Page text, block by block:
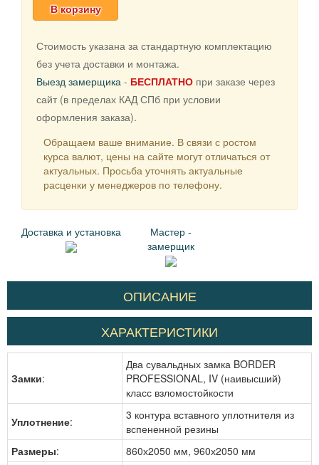
В корзину
Стоимость указана за стандартную комплектацию
без учета доставки и монтажа.
Выезд замерщика - БЕСПЛАТНО при заказе через
сайт (в пределах КАД СПб при условии
оформления заказа).
Обращаем ваше внимание. В связи с ростом
курса валют, цены на сайте могут отличаться от
актуальных. Просьба уточнять актуальные
расценки у менеджеров по телефону.
Доставка и установка
Мастер -
замерщик
ОПИСАНИЕ
ХАРАКТЕРИСТИКИ
Замки:
Два сувальдных замка BORDER
PROFESSIONAL, IV (наивысший)
класс взломостойкости
Уплотнение:
3 контура вставного уплотнителя из
вспененной резины
Размеры: 860х2050 мм, 960х2050 мм